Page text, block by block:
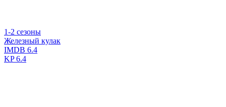
1-2 сезоны
Железный кулак
IMDB 6.4
KP6.4